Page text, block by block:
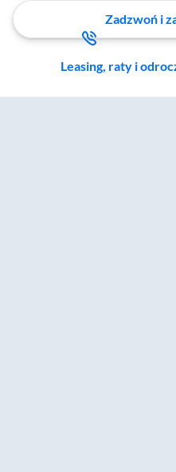
Zadzwoń i
Leasing, raty i